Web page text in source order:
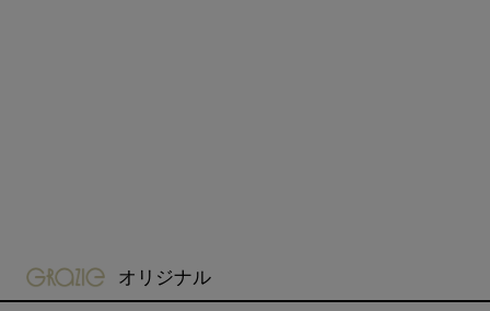
gravure-grazie
オリジナル